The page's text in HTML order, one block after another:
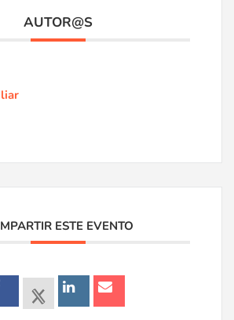
AUTOR@S
ESTE EVENTO